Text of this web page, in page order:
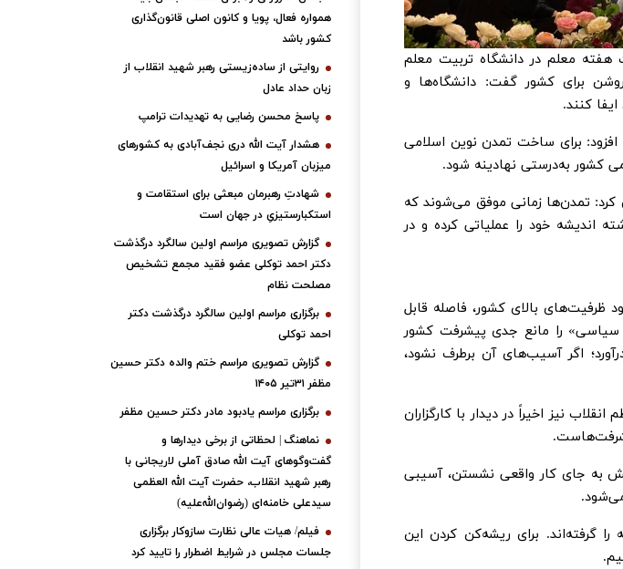
معلم در دانشگاه تربیت معلم
برای کشور گفت: دانشگاه‌ها و
کنند.
برای ساخت تمدن نوین اسلامی
کشور به‌درستی نهادینه شود.
کرد: تمدن‌ها زمانی موفق می‌شوند که
اندیشه خود را عملیاتی کرده و در
بالای کشور، فاصله قابل
را مانع جدی پیشرفت کشور
اگر آسیب‌های آن برطرف نشود،
نیز اخیراً در دیدار با کارگزاران
به جای کار واقعی نشستن، آسیبی
گرفته‌اند. برای ریشه‌کن کردن این
همواره فعال، پویا و کانون اصلی قانون‌گذاری
کشور باشد
روایتی از ساده‌زیستی رهبر شهید انقلاب از
زبان حداد عادل
پاسخ محسن رضایی به تهدیدات ترامپ
هشدار آیت الله دری نجف‌آبادی به کشورهای
میزبان آمریکا و اسرائیل
شهادتِ رهبرمان مبعثی برای استقامت و
استکبارستیزیِ در جهان است
گزارش تصویری مراسم اولین سالگرد درگذشت
دکتر احمد توکلی عضو فقید مجمع تشخیص
مصلحت نظام
برگزاری مراسم اولین سالگرد درگذشت دکتر
احمد توکلی
گزارش تصویری مراسم ختم والده دکتر حسین
مظفر ۳۱تیر ۱۴۰۵
برگزاری مراسم یادبود مادر دکتر حسین مظفر
نماهنگ | لحظاتی از برخی دیدارها و
گفت‌وگوهای آیت ‌الله صادق آملی لاریجانی با
رهبر شهید انقلاب، حضرت آیت‌ الله العظمی
سیدعلی خامنه‌ای (رضوان‌الله‌علیه)
فیلم/ هیات عالی نظارت سازوکار برگزاری
جلسات مجلس در شرایط اضطرار را تایید کرد